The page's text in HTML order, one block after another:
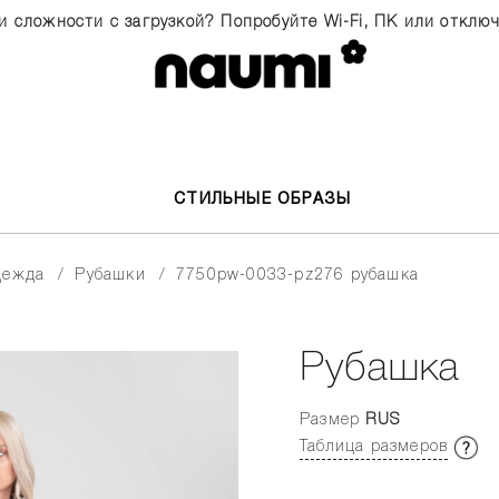
сложности с загрузкой? Попробуйте Wi-Fi, ПК или
СТИЛЬНЫЕ ОБРАЗЫ
рубашки 7750pw-0033-pz276 рубашка
Рубашка
Размер
RUS
Таблица размеров